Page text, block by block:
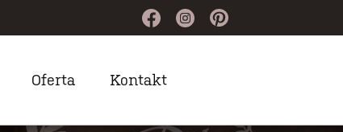
Oferta Kontakt